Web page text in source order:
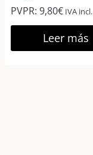
PVPR: 9,80€ IVA incl.
Leer más